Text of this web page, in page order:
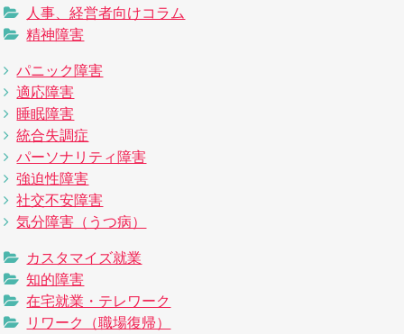
人事、経営者向けコラム
精神障害
パニック障害
適応障害
睡眠障害
統合失調症
パーソナリティ障害
強迫性障害
社交不安障害
気分障害（うつ病）
カスタマイズ就業
知的障害
在宅就業・テレワーク
リワーク（職場復帰）